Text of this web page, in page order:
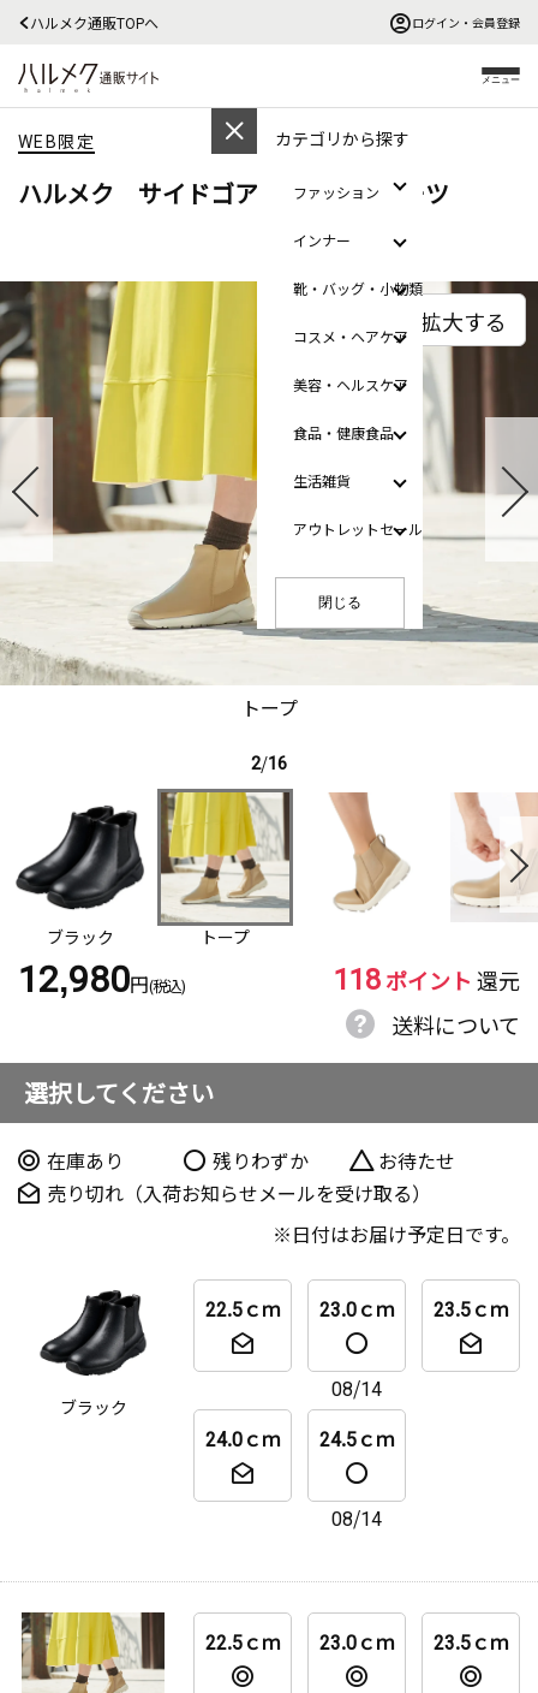
ハルメク通販TOPへ ログイン・会員登録
メニュー
カテゴリから探す
ファッション
インナー
靴・バッグ・小物類
コスメ・ヘアケア
美容・ヘルスケア
食品・健康食品
生活雑貨
アウトレットセール
閉じる
WEB限定
ハルメク サイドゴアスニーカーブーツ
トープ
拡大する
2/16
ブラック トープ
12,980円(税込) 118ポイント 還元
送料について
選択してください
在庫あり 残りわずか
お待たせ
売り切れ（入荷お知らせメールを受け取る）
日付はお届け予定日です。
ブラック
22.5ｃｍ 23.0ｃｍ
08/14
23.5ｃｍ
24.0ｃｍ 24.5ｃｍ
08/14
22.5ｃｍ 23.0ｃｍ 23.5ｃｍ